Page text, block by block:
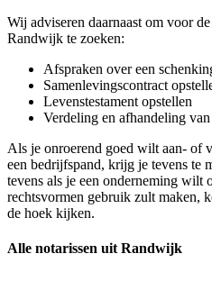
Wij adviseren daarnaast om voor
Randwijk te zoeken:
Afspraken over een
Samenlevingscontract
Levenstestament opstellen
Verdeling en afhandeling
Als je onroerend goed wilt aan- of
een bedrijfspand, krijg je tevens te
tevens als je een onderneming wilt
rechtsvormen gebruik zult maken,
de hoek kijken.
Alle notarissen uit Randwijk